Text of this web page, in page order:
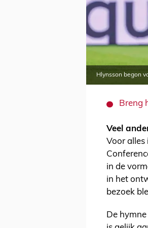
Hlynsson begon
Breng
Veel
Voor alles
in de
in het
bezoek
De